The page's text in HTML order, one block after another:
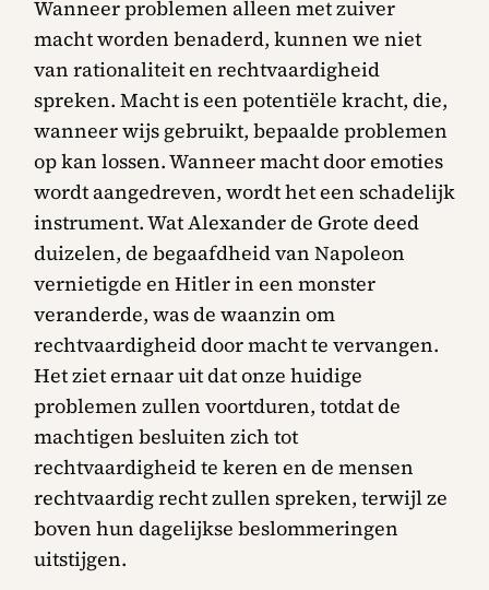
Wanneer problemen alleen met zuiver
macht worden benaderd, kunnen we niet
van rationaliteit en rechtvaardigheid
spreken. Macht is een potentiële kracht, die,
wanneer wijs gebruikt, bepaalde problemen
op kan lossen. Wanneer macht door emoties
wordt aangedreven, wordt het een schadelijk
instrument. Wat Alexander de Grote deed
duizelen, de begaafdheid van Napoleon
vernietigde en Hitler in een monster
veranderde, was de waanzin om
rechtvaardigheid door macht te vervangen.
Het ziet ernaar uit dat onze huidige
problemen zullen voortduren, totdat de
machtigen besluiten zich tot
rechtvaardigheid te keren en de mensen
rechtvaardig recht zullen spreken, terwijl ze
boven hun dagelijkse beslommeringen
uitstijgen.